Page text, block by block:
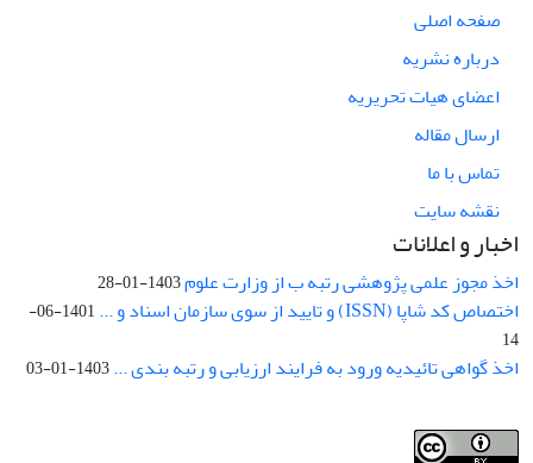
صفحه اصلی
درباره نشریه
اعضای هیات تحریریه
ارسال مقاله
تماس با ما
نقشه سایت
اخبار و اعلانات
اخذ مجوز علمی پژوهشی رتبه ب از وزارت علوم1403-01-28
اختصاص کد شاپا (ISSN) و تایید از سوی سازمان اسناد و ...
1401-06-
14
اخذ گواهی تائیدیه ورود به فرایند ارزیابی و رتبه بندی ...1403-01-03